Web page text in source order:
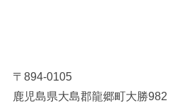
〒894-0105
鹿児島県大島郡龍郷町大勝982